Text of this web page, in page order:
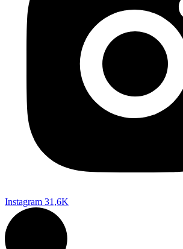
Instagram 31,6K